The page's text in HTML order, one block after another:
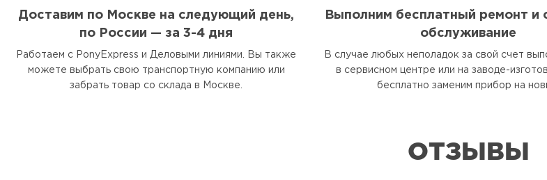
Доставим по Москве на следующий день,
по России — за 3-4 дня
Работаем с PonyExpress и Деловыми линиями. Вы также
можете выбрать свою транспортную компанию или
забрать товар со склада в Москве.
Выполним бесплатный ремонт и
обслуживание
В случае любых неполадок за свой счет
в сервисном центре или на заводе-
бесплатно заменим прибор на
ОТЗЫВЫ